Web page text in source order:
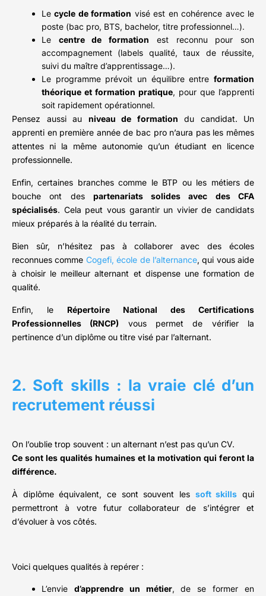
Lecycle de formation visé est en cohérence avec le
poste (bac pro, BTS, bachelor, titre professionnel…).
Le centre de formation est reconnu pour son
accompagnement (labels qualité, taux de réussite,
suivi du maître d’apprentissage…).
Le programme prévoit un équilibre entre formation
théorique et formation pratique, pour que l’apprenti
soit rapidement opérationnel.
Pensez aussi au niveau de formation du candidat. Un
apprenti en première année de bac pro n’aura pas les mêmes
attentes ni la même autonomie qu’un étudiant en licence
professionnelle.
Enfin, certaines branches comme le BTP ou les métiers de
bouche ont des partenariats solides avec des CFA
spécialisés. Cela peut vous garantir un vivier de candidats
mieux préparés à la réalité du terrain.
Bien sûr, n’hésitez pas à collaborer avec des écoles
reconnues comme Cogefi, école de l’alternance, qui vous aide
à choisir le meilleur alternant et dispense une formation de
qualité.
Enfin, le Répertoire National des Certifications
Professionnelles (RNCP) vous permet de vérifier la
pertinence d’un diplôme ou titre visé par l’alternant.
2. Soft skills : la vraie clé d’un
recrutement réussi
On l’oublie trop souvent : un alternant n’est pas qu’un CV.
Ce sont les qualités humaines et la motivation qui feront la
différence.
À diplôme équivalent, ce sont souvent les soft skills qui
permettront à votre futur collaborateur de s’intégrer et
d’évoluer à vos côtés.
Voici quelques qualités à repérer :
L’envie d’apprendre un métier, de se former en